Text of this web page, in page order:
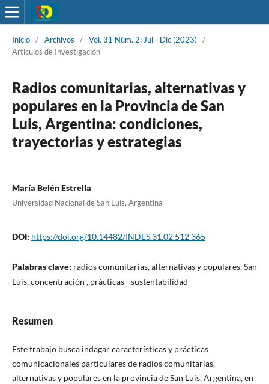
Inicio / Archivos / Vol. 31 Núm. 2: Jul - Dic (2023)
/
Artículos de Investigación
Radios comunitarias, alternativas y
populares en la Provincia de San
Luis, Argentina: condiciones,
trayectorias y estrategias
María Belén Estrella
Universidad Nacional de San Luis, Argentina
DOI: https://doi.org/10.14482/INDES.31.02.512.365
Palabras clave: radios comunitarias, alternativas y populares, San
Luis, concentración , prácticas - sustentabilidad
Resumen
Este trabajo busca indagar características y prácticas
comunicacionales particulares de radios comunitarias,
alternativas y populares en la provincia de San Luis, Argentina, en